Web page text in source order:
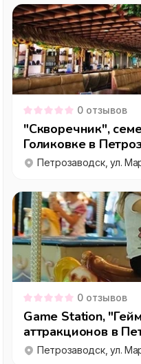
0 отзывов
"Скворечник",
Голиковке в
Петрозаводск, ул.
0 отзывов
Game Station,
аттракционов в
Петрозаводск, ул.